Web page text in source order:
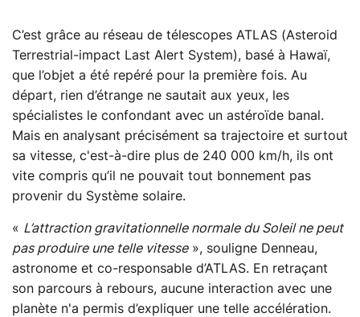
C’est grâce au réseau de télescopes ATLAS (Asteroid
Terrestrial-impact Last Alert System), basé à Hawaï,
que l’objet a été repéré pour la première fois. Au
départ, rien d’étrange ne sautait aux yeux, les
spécialistes le confondant avec un astéroïde banal.
Mais en analysant précisément sa trajectoire et surtout
sa vitesse, c'est-à-dire plus de 240 000 km/h, ils ont
vite compris qu’il ne pouvait tout bonnement pas
provenir du Système solaire.
« L’attraction gravitationnelle normale du Soleil ne peut
pas produire une telle vitesse», souligne Denneau,
astronome et co-responsable d’ATLAS. En retraçant
son parcours à rebours, aucune interaction avec une
planète n'a permis d’expliquer une telle accélération.